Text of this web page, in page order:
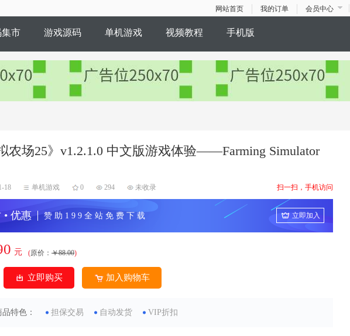
网站首页 我的订单 会员中心
市 游戏源码 单机游戏 视频教程 手机版
农场25》v1.2.1.0 中文版游戏体验——Farming Simulator
18 单机游戏 0 294 未收录 扫一扫，手机访问
• 优惠 赞 助 1 9 9 全 站 免 费 下 载 立即加入
元 (原价： ￥88.00)
立即购买 加入购物车
品特色： 担保交易 自动发货 VIP折扣